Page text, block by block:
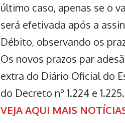
último caso, apenas se o
será efetivada após a
Débito, observando os
Os novos prazos par
extra do Diário Oficial do
do Decreto nº 1.224 e 1.225.
VEJA AQUI MAIS